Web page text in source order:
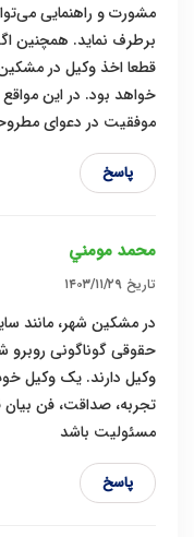
مشورت و راهنمایی
برطرف نماید. همچنین
قطعا اخذ وکیل در
خواهد بود. در این
موفقیت در دعوای
پاسخ
محمد مومني
تاریخ ۱۴۰۳/۱۱/۲۹
در مشکین شهر، مانند
حقوقی گوناگونی روبرو
وکیل دارند. یک وکیل
تجربه، صداقت، فن بیان
مسئولیت باشد
پاسخ